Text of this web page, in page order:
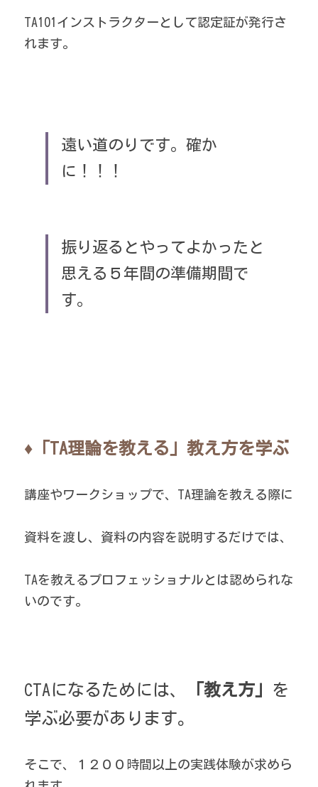
TA101インストラクターとして認定証が発行さ
れます。
遠い道のりです。確か
に！！！
振り返るとやってよかったと
思える５年間の準備期間で
す。
♦「TA理論を教える」教え方を学ぶ
講座やワークショップで、TA理論を教える際に
資料を渡し、資料の内容を説明するだけでは、
TAを教えるプロフェッショナルとは認められな
いのです。
CTAになるためには、 「教え方」 を
学ぶ必要があります。
そこで、１２００時間以上の実践体験が求めら